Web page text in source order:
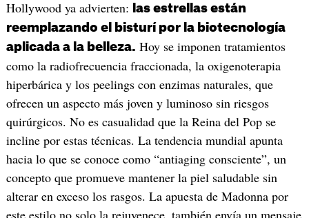
Hollywood ya advierten:
las estrellas están
reemplazando el bisturí por la biotecnología
aplicada a la belleza. Hoy se imponen tratamientos
como la radiofrecuencia fraccionada, la oxigenoterapia
hiperbárica y los peelings con enzimas naturales, que
ofrecen un aspecto más joven y luminoso sin riesgos
quirúrgicos. No es casualidad que la Reina del Pop se
incline por estas técnicas. La tendencia mundial apunta
hacia lo que se conoce como “antiaging consciente”, un
concepto que promueve mantener la piel saludable sin
alterar en exceso los rasgos. La apuesta de Madonna por
este estilo no solo la rejuvenece, también envía un mensaje